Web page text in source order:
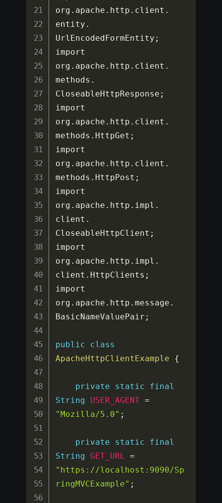
org . apache . http . client .
entity .
UrlEncodedFormEntity ;
import
org . apache . http . client .
methods .
CloseableHttpResponse ;
import
org . apache . http . client .
methods . HttpGet ;
import
org . apache . http . client .
methods . HttpPost ;
import
org . apache . http . impl .
client .
CloseableHttpClient ;
import
org . apache . http . impl .
client . HttpClients ;
import
org . apache . http .message .
BasicNameValuePair ;
public
class
ApacheHttpClientExample
{
private static
final
String
USER_AGENT =
"Mozilla/5.0" ;
private static
final
String GET_URL =
"https://localhost:9090/Sp
ringMVCExample" ;